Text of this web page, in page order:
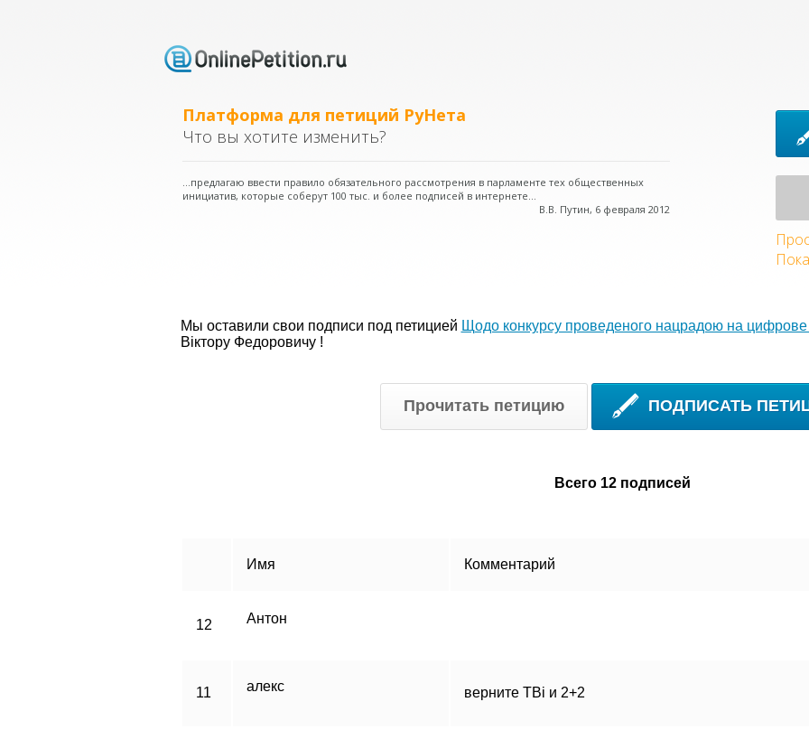
Платформа для петиций РуНета
Что вы хотите изменить?
...предлагаю ввести правило обязательного рассмотрения в парламенте тех общественных
инициатив, которые соберут 100 тыс. и более подписей в интернете...
В.В. Путин, 6 февраля 2012
Мы оставили свои подписи под петицией Щодо конкурсу проведеного нацрадою на
Віктору Федоровичу !
Прочитать петицию ПОДПИСАТЬ
Всего 12 подписей
Имя Комментарий
12 Антон
11 алекс верните ТВі и 2+2